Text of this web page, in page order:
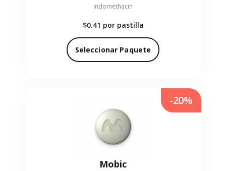
Indomethacin
$0.41 por pastilla
Seleccionar Paquete
Mobic
-20%